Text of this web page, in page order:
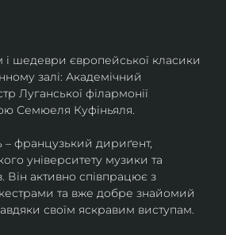
шедеври європейської класики
залі: Академічний
Луганської філармонії
Семюеля Куфіньяля.
французький дириґент,
університету музики та
Він активно співпрацює з
та вже добре знайомий
своїм яскравим виступам.